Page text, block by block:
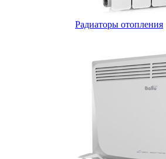
Радиаторы отопления